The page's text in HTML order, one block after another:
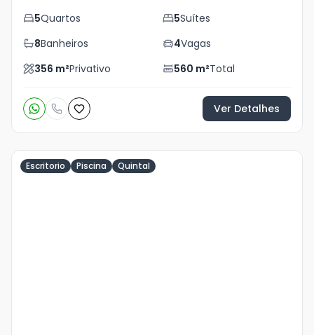
5Quartos 5Suítes
8Banheiros 4Vagas
356 m²Privativo 560 m²Total
Ver Detalhes
Escritorio Piscina Quintal